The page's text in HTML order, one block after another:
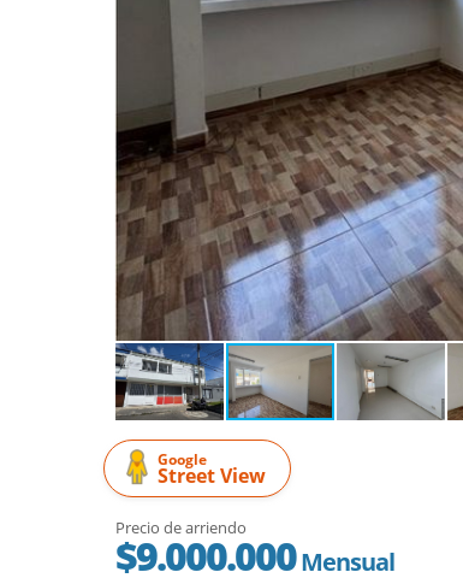
Google
Street View
Precio de arriendo
$9.000.000Mensual